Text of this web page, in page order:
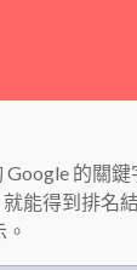
的關
能得到排名